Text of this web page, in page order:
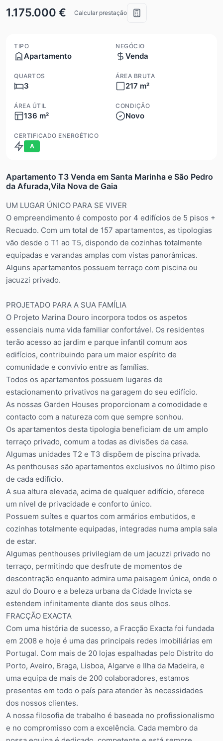
1.175.000 €
Calcular prestação
TIPO
Apartamento
NEGÓCIO
Venda
QUARTOS
3
ÁREA BRUTA
217 m²
ÁREA ÚTIL
136 m²
CONDIÇÃO
Novo
CERTIFICADO ENERGÉTICO
A
Apartamento T3 Venda em Santa Marinha e São Pedro
da Afurada,Vila Nova de Gaia
UM LUGAR ÚNICO PARA SE VIVER
O empreendimento é composto por 4 edifícios de 5 pisos +
Recuado. Com um total de 157 apartamentos, as tipologias
vão desde o T1 ao T5, dispondo de cozinhas totalmente
equipadas e varandas amplas com vistas panorâmicas.
Alguns apartamentos possuem terraço com piscina ou
jacuzzi privado.
PROJETADO PARA A SUA FAMÍLIA
O Projeto Marina Douro incorpora todos os aspetos
essenciais numa vida familiar confortável. Os residentes
terão acesso ao jardim e parque infantil comum aos
edifícios, contribuindo para um maior espírito de
comunidade e convívio entre as famílias.
Todos os apartamentos possuem lugares de
estacionamento privativos na garagem do seu edifício.
As nossas Garden Houses proporcionam a comodidade e
contacto com a natureza com que sempre sonhou.
Os apartamentos desta tipologia beneficiam de um amplo
terraço privado, comum a todas as divisões da casa.
Algumas unidades T2 e T3 dispõem de piscina privada.
As penthouses são apartamentos exclusivos no último piso
de cada edifício.
A sua altura elevada, acima de qualquer edifício, oferece
um nível de privacidade e conforto único.
Possuem suítes e quartos com armários embutidos, e
cozinhas totalmente equipadas, integradas numa ampla sala
de estar.
Algumas penthouses privilegiam de um jacuzzi privado no
terraço, permitindo que desfrute de momentos de
descontração enquanto admira uma paisagem única, onde o
azul do Douro e a beleza urbana da Cidade Invicta se
estendem infinitamente diante dos seus olhos.
FRACÇÃO EXACTA
Com uma história de sucesso, a Fracção Exacta foi fundada
em 2008 e hoje é uma das principais redes imobiliárias em
Portugal. Com mais de 20 lojas espalhadas pelo Distrito do
Porto, Aveiro, Braga, Lisboa, Algarve e Ilha da Madeira, e
uma equipa de mais de 200 colaboradores, estamos
presentes em todo o país para atender às necessidades
dos nossos clientes.
A nossa filosofia de trabalho é baseada no profissionalismo
e no compromisso com a excelência. Cada membro da